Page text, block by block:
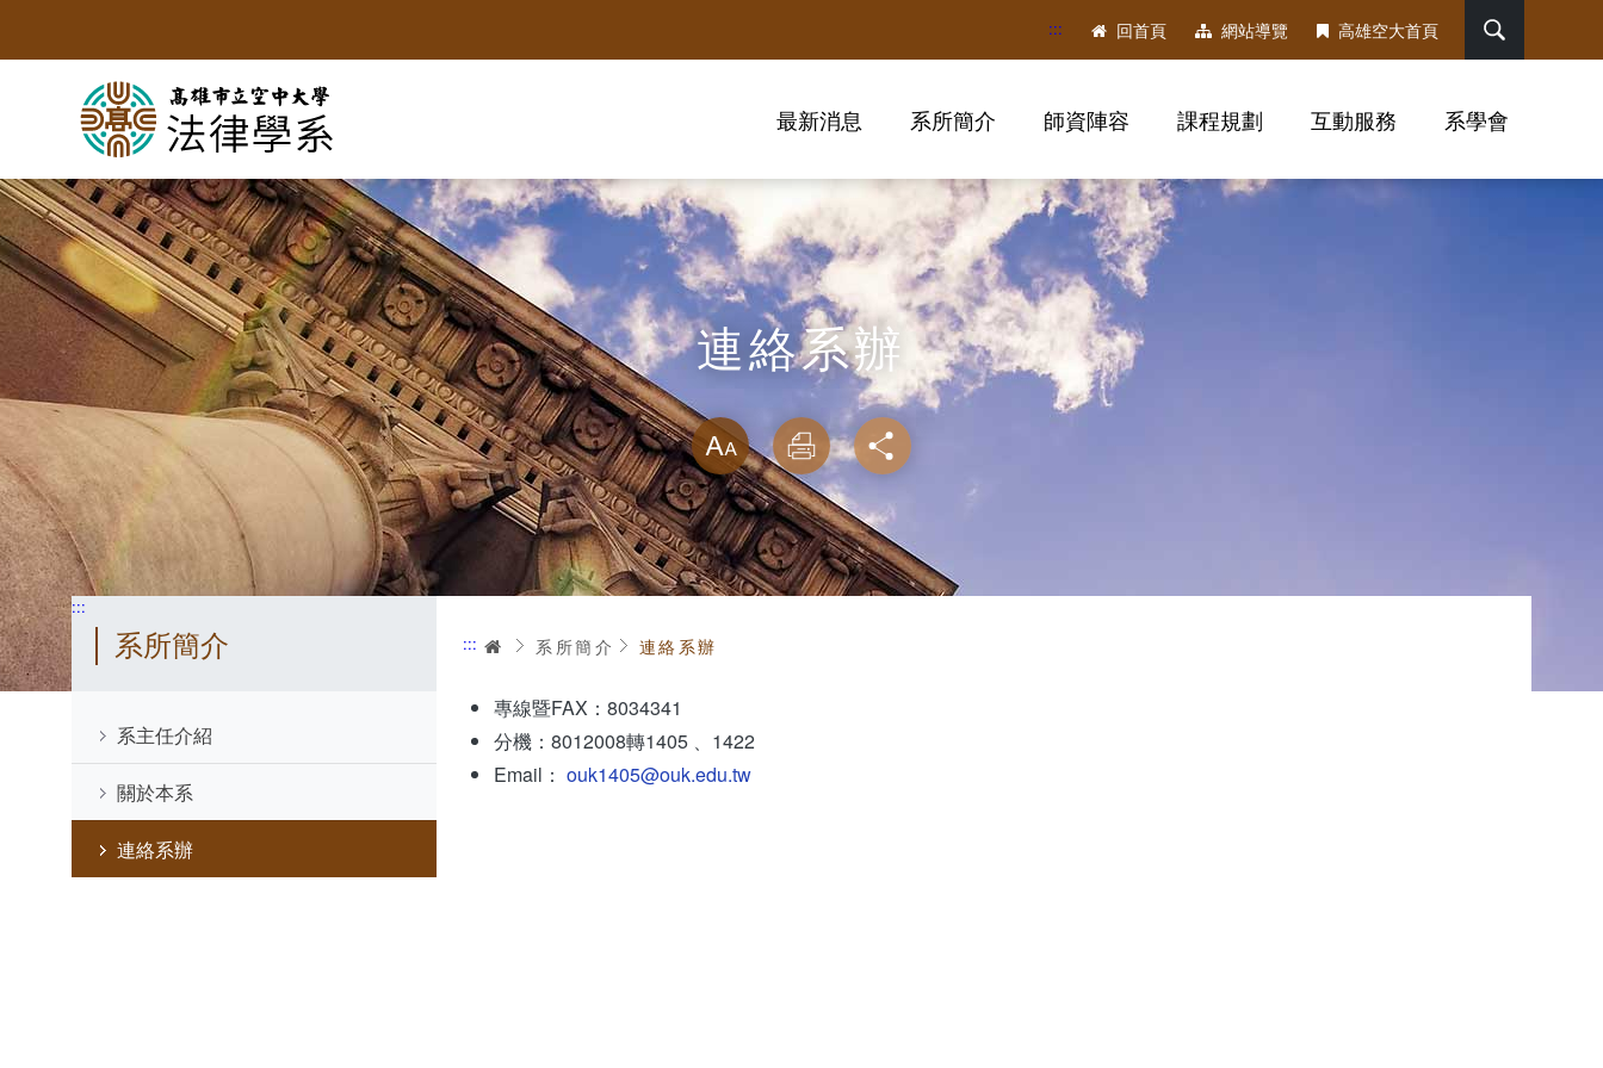
要
::: 回首頁 網站導覽 高雄空大首頁
最新消息 系所簡介 師資陣容 課程規劃 互動服務 系學會
連絡系辦
略過字型切換，社群分享工具列
放大
列印
:::
系所簡介
系主任介紹
關於本系
連絡系辦
::: 首頁系所簡介 連絡系辦
專線暨FAX：8034341
分機：8012008轉1405 、1422
Email： ouk1405@ouk.edu.tw